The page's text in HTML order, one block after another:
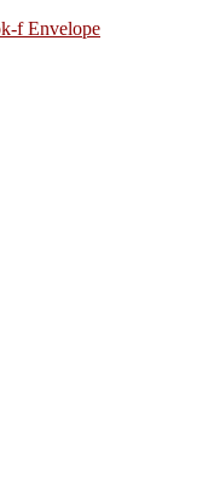
f Envelope